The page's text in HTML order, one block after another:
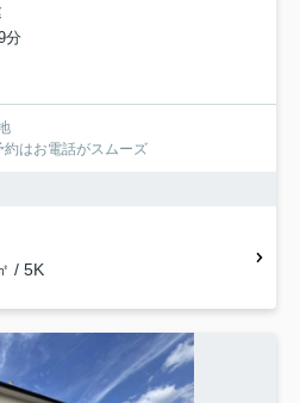
分
はお電話がスムーズ
/ 5K